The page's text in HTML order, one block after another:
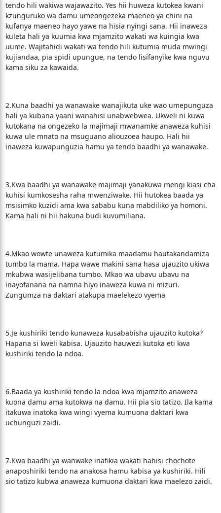
tendo hili wakiwa wajawazito. Yes hii huweza kutokea kwani
kzunguruko wa damu umeongezeka maeneo ya chini na
kufanya maeneo hayo yawe na hisia nyingi sana. Hii inaweza
kuleta hali ya kuumia kwa mjamzito wakati wa kuingia kwa
uume. Wajitahidi wakati wa tendo hili kutumia muda mwingi
kujiandaa, pia spidi upungue, na tendo lisifanyike kwa nguvu
kama siku za kawaida.
2.Kuna baadhi ya wanawake wanajikuta uke wao umepunguza
hali ya kubana yaani wanahisi unabwebwea. Ukweli ni kuwa
kutokana na ongezeko la majimaji mwanamke anaweza kuhisi
kuwa ule mnato na msuguano aliouzoea haupo. Hali hii
inaweza kuwapunguzia hamu ya tendo baadhi ya wanawake.
3.Kwa baadhi ya wanawake majimaji yanakuwa mengi kiasi cha
kuhisi kumkosesha raha mwenziwake. Hii hutokea baada ya
msisimko kuzidi ama kwa sababu kuna mabdiliko ya homoni.
Kama hali ni hii hakuna budi kuvumiliana.
4.Mkao wowte unaweza kutumika maadamu hautakandamiza
tumbo la mama. Hapa wawe makini sana hasa ujauzito ukiwa
mkubwa wasijelibana tumbo. Mkao wa ubavu ubavu na
inayofanana na namna hiyo inaweza kuwa ni mizuri.
Zungumza na daktari atakupa maelekezo vyema
5.Je kushiriki tendo kunaweza kusababisha ujauzito kutoka?
Hapana si kweli kabisa. Ujauzito hauwezi kutoka eti kwa
kushiriki tendo la ndoa.
6.Baada ya kushiriki tendo la ndoa kwa mjamzito anaweza
kuona damu ama kutokwa na damu. Hii pia sio tatizo. Ila kama
itakuwa inatoka kwa wingi vyema kumuona daktari kwa
uchunguzi zaidi.
7.Kwa baadhi ya wanwake inafikia wakati hahisi chochote
anaposhiriki tendo na anakosa hamu kabisa ya kushiriki. Hili
sio tatizo kubwa anaweza kumuona daktari kwa maelezo zaidi.